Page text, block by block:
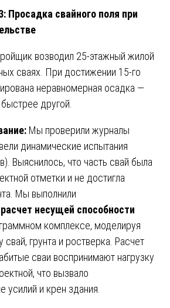
Просадка свайного поля при
возводил 25-этажный жилой
сваях. При достижении 15-го
неравномерная осадка —
другой.
Мы проверили журналы
динамические испытания
Выяснилось, что часть свай была
отметки и не достигла
Мы выполнили
расчет несущей способности
комплексе, моделируя
грунта и ростверка. Расчет
сваи воспринимают нагрузку
что вызвало
усилий и крен здания.